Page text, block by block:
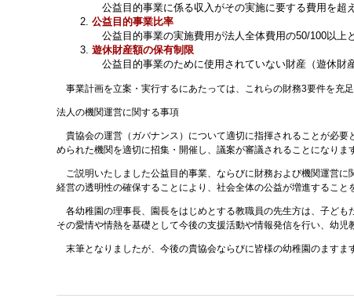
公益目的事業に係る収入がその実施に要する費用を超
公益目的事業比率
公益目的事業の実施費用が法人全体費用の50/100以上
遊休財産額の保有制限
公益目的事業のために使用されていない財産（遊休財
事業計画を立案・実行するにあたっては、これらの財務3要件を充
法人の機関運営に関する事項
貴協会の運営（ガバナンス）について適切に指揮されることが必
められた機関を適切に招集・開催し、議案が審議されることになり
ご説明いたしました公益目的事業、ならびに財務および機関運営に
経営の透明性の確保することにより、社会全体の公益が増進すること
各幼稚園の理事長、園長をはじめとする教職員の先生方は、子ども
その愛情や情熱を基礎として今後の支援活動や情報発信を行い、幼
末筆となりましたが、今後の貴協会ならびに皆様の幼稚園のますま